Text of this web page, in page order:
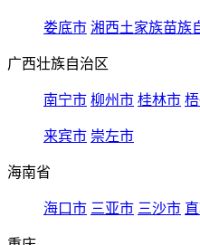
娄底市 湘西土家族苗族
广西壮族自治区
南宁市 柳州市 桂林市
来宾市 崇左市
海南省
海口市 三亚市 三沙市